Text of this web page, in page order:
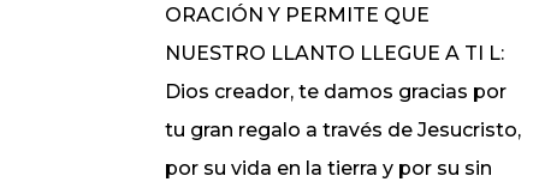
ORACIÓN Y PERMITE QUE
NUESTRO LLANTO LLEGUE A TI L:
Dios creador, te damos gracias por
tu gran regalo a través de Jesucristo,
por su vida en la tierra y por su sin